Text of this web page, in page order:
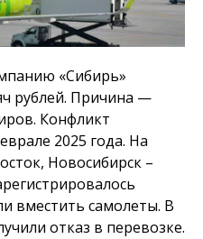
«Сибирь»
рублей. Причина —
Конфликт
2025 года. На
Новосибирск –
вместить самолеты. В
отказ в перевозке.